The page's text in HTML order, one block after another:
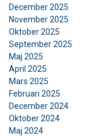
December 2025
November 2025
Oktober 2025
September 2025
Maj 2025
April 2025
Mars 2025
Februari 2025
December 2024
Oktober 2024
Maj 2024